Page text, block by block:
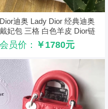
Dior迪奥 Lady Dior 经典迪奥
戴妃包 三格 白色羊皮 Dior链
条包 银扣
会员价： ￥1780元